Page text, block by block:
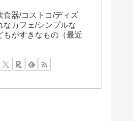
食器/コストコ/ディズ
なカフェ/シンプルな
もがすきなもの（最近